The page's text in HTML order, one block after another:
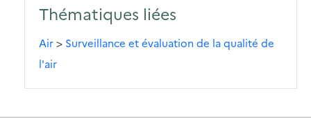
Thématiques liées
Air> Surveillance et évaluation de la qualité de
l'air